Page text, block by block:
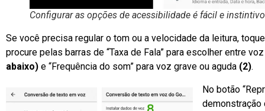
Configurar as opções de acessibilidade é fácil e
Se você precisa regular o tom ou a velocidade da leitura,
procure pelas barras de “Taxa de Fala” para escolher entre
abaixo) e “Frequência do som” para voz grave ou aguda (2).
No botão
demonstração